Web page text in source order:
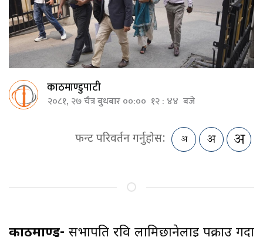
काठमाण्डुपाटी
२०८१, २७ चैत्र बुधबार ००:०० १२ : ४४ बजे
फन्ट परिवर्तन गर्नुहोस:
काठमाण्डु- सभापति रवि लामिछानेलाई पक्राउ गर्दा